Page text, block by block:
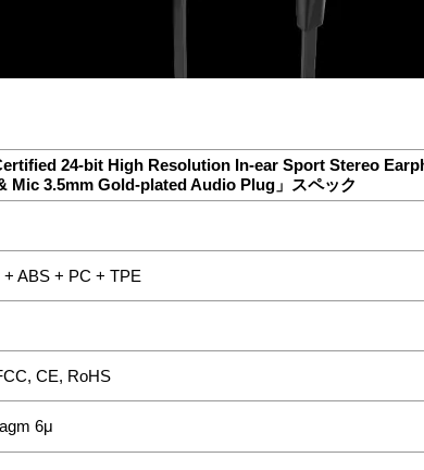
24-bit High Resolution In-ear Sport Stereo
Mic 3.5mm Gold-plated Audio Plug」スペック
ABS + PC + TPE
CE, RoHS
6μ